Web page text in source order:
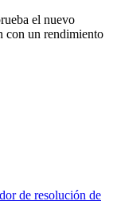
el nuevo
con un rendimiento
de resolución de